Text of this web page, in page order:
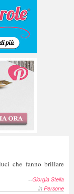
che fanno brillare
--Giorgia Stella
in Persone